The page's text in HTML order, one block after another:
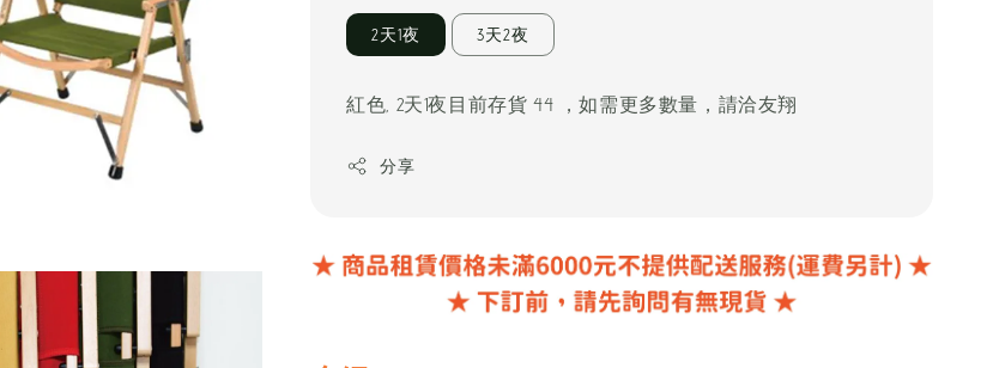
2天1夜 3天2夜
紅色, 2天1夜目前存貨 44 ，如需更多數量，請洽友翔
分享